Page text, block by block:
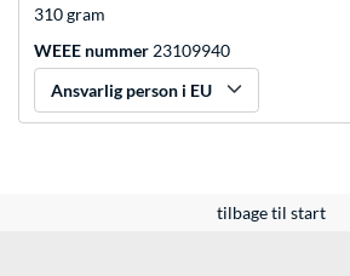
310 gram
WEEE nummer 23109940
Ansvarlig person i EU
tilbage til start